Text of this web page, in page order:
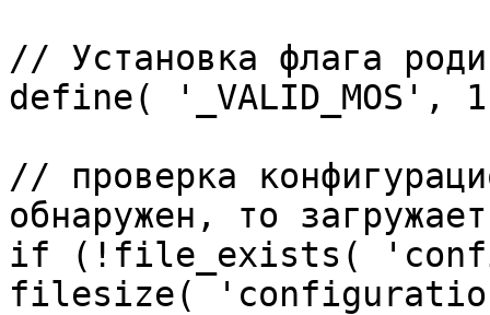
// Установка флага
define( '_VALID_MOS',
// проверка
обнаружен, то
if (!file_exists(
filesize(